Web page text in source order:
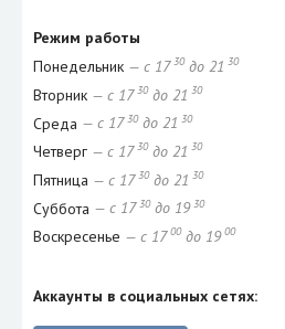
Режим работы
Понедельник — с 17 30до 21 30
Вторник — с 17 30до 21 30
Среда — с 17 30до 21 30
Четверг — с 17 30до 21 30
Пятница — с 17 30до 21 30
Суббота — с 17 30до 19 30
Воскресенье — с 17 00до 19 00
Аккаунты в социальных сетях: